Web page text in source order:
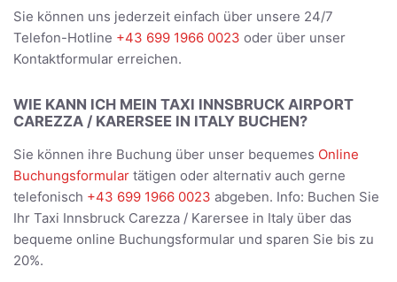
Sie können uns jederzeit einfach über unsere 24/7
Telefon-Hotline +43 699 1966 0023 oder über unser
Kontaktformular erreichen.
WIE KANN ICH MEIN TAXI INNSBRUCK AIRPORT
CAREZZA / KARERSEE IN ITALY BUCHEN?
Sie können ihre Buchung über unser bequemes Online
Buchungsformular tätigen oder alternativ auch gerne
telefonisch +43 699 1966 0023 abgeben. Info: Buchen Sie
Ihr Taxi Innsbruck Carezza / Karersee in Italy über das
bequeme online Buchungsformular und sparen Sie bis zu
20%.